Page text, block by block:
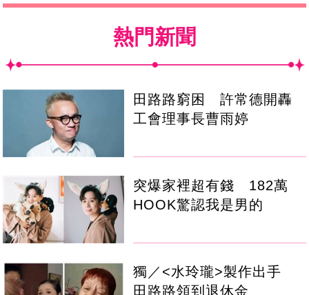
熱門新聞
田路路窮困 許常德開轟
工會理事長曹雨婷
突爆家裡超有錢 182萬
HOOK驚認我是男的
獨／<水玲瓏>製作出手
田路路領到退休金